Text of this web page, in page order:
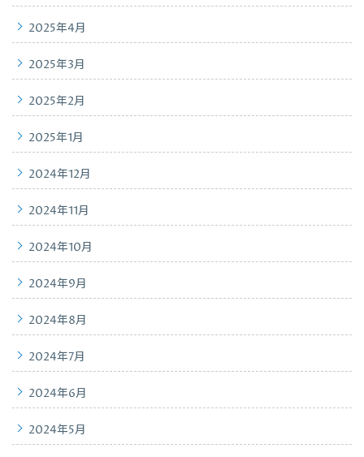
2025年4月
2025年3月
2025年2月
2025年1月
2024年12月
2024年11月
2024年10月
2024年9月
2024年8月
2024年7月
2024年6月
2024年5月